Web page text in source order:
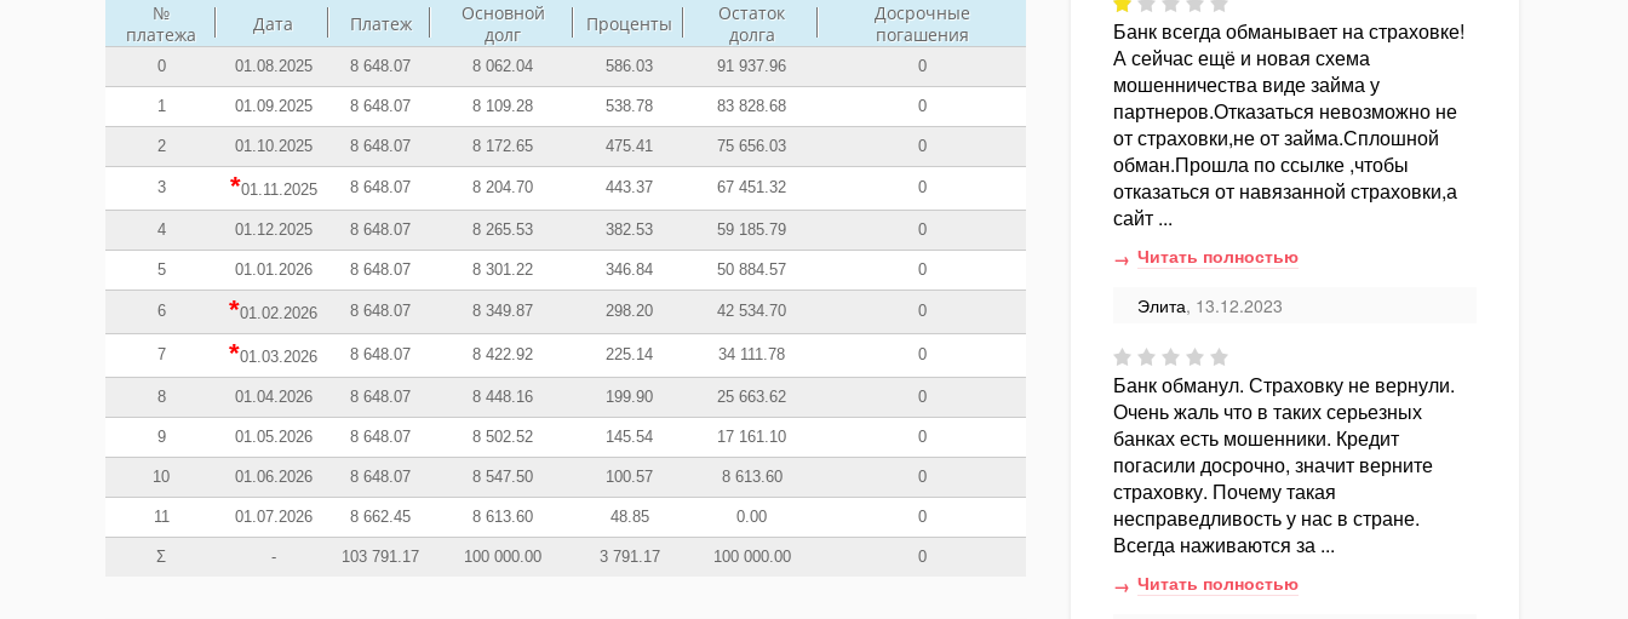
№
платежа
Дата Платеж
Основной
долг
Проценты
Остаток
долга
Досрочные
погашения
0 01.08.2025 8 648.07 8 062.04 586.03 91 937.96 0
1 01.09.2025 8 648.07 8 109.28 538.78 83 828.68 0
2 01.10.2025 8 648.07 8 172.65 475.41 75 656.03 0
3 *01.11.2025 8 648.07 8 204.70 443.37 67 451.32 0
4 01.12.2025 8 648.07 8 265.53 382.53 59 185.79 0
5 01.01.2026 8 648.07 8 301.22 346.84 50 884.57 0
6 *01.02.2026 8 648.07 8 349.87 298.20 42 534.70 0
7 *01.03.2026 8 648.07 8 422.92 225.14 34 111.78 0
8 01.04.2026 8 648.07 8 448.16 199.90 25 663.62 0
9 01.05.2026 8 648.07 8 502.52 145.54 17 161.10 0
10 01.06.2026 8 648.07 8 547.50 100.57 8 613.60 0
11 01.07.2026 8 662.45 8 613.60 48.85 0.00 0
Σ - 103 791.17 100 000.00 3 791.17 100 000.00 0
Банк всегда обманывает на страховке!
А сейчас ещё и новая схема
мошенничества виде займа у
партнеров.Отказаться невозможно не
от страховки,не от займа.Сплошной
обман.Прошла по ссылке ,чтобы
отказаться от навязанной страховки,а
сайт ...
Читать полностью
Элита, 13.12.2023
Банк обманул. Страховку не вернули.
Очень жаль что в таких серьезных
банках есть мошенники. Кредит
погасили досрочно, значит верните
страховку. Почему такая
несправедливость у нас в стране.
Всегда наживаются за ...
Читать полностью